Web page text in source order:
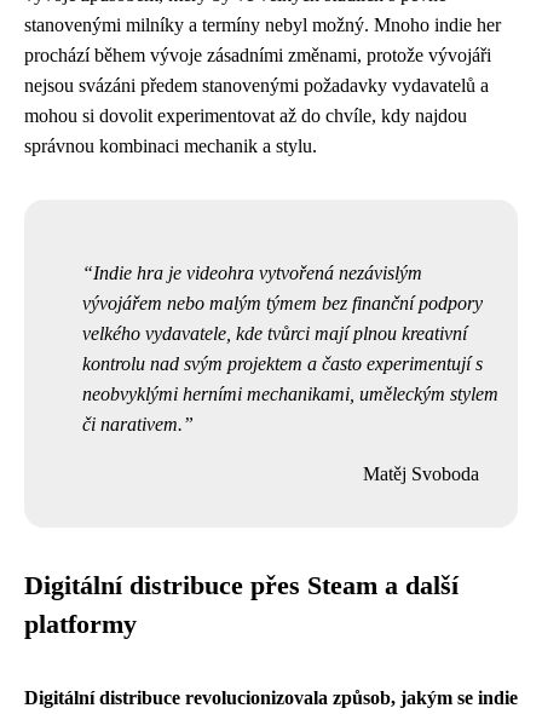
stanovenými milníky a termíny nebyl možný. Mnoho indie her
prochází během vývoje zásadními změnami, protože vývojáři
nejsou svázáni předem stanovenými požadavky vydavatelů a
mohou si dovolit experimentovat až do chvíle, kdy najdou
správnou kombinaci mechanik a stylu.
Indie hra je videohra vytvořená nezávislým
vývojářem nebo malým týmem bez finanční podpory
velkého vydavatele, kde tvůrci mají plnou kreativní
kontrolu nad svým projektem a často experimentují s
neobvyklými herními mechanikami, uměleckým stylem
či narativem.
Matěj Svoboda
Digitální distribuce přes Steam a další
platformy
Digitální distribuce revolucionizovala způsob, jakým se indie